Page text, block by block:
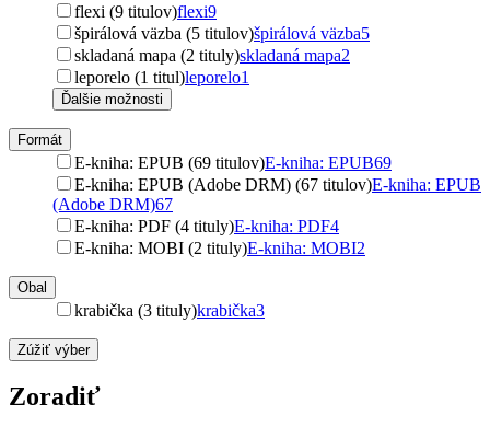
flexi (9 titulov)flexi9
špirálová väzba (5 titulov)špirálová väzba5
skladaná mapa (2 tituly)skladaná mapa2
leporelo (1 titul)leporelo1
Ďalšie možnosti
Formát
E-kniha: EPUB (69 titulov)E-kniha: EPUB69
E-kniha: EPUB (Adobe DRM) (67 titulov)E-kniha: EPUB
(Adobe DRM)67
E-kniha: PDF (4 tituly)E-kniha: PDF4
E-kniha: MOBI (2 tituly)E-kniha: MOBI2
Obal
krabička (3 tituly)krabička3
Zúžiť výber
Zoradiť